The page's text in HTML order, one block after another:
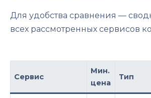
Для удобства сравнения —
всех рассмотренных сервисов
Сервис
Мин.
цена
Тип